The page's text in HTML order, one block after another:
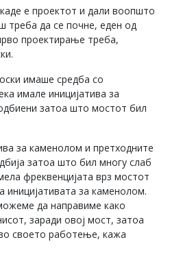
е проектот и дали воопшто
треба да се почне, еден од
проектирање треба,
имаше средба со
имале иницијатива за
затоа што мостот бил
за каменолом и претходните
затоа што бил многу слаб
фреквенцијата врз мостот
иницијативата за каменолом.
да направиме како
заради овој мост, затоа
своето работење, кажа